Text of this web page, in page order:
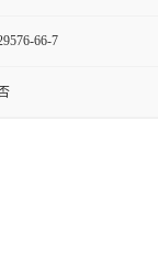
66-7